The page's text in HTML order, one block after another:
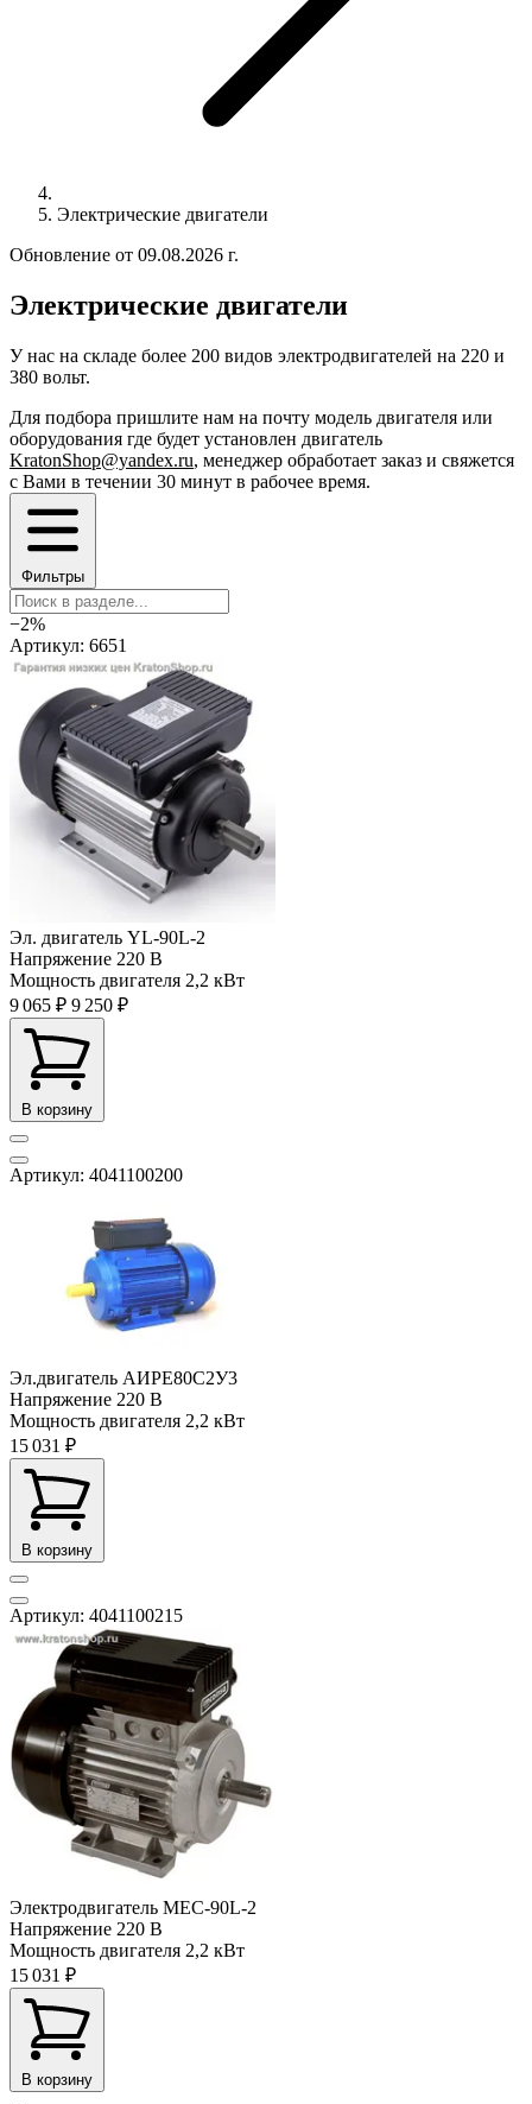
Электрические двигатели
Обновление от 09.08.2026 г.
Электрические двигатели
У нас на складе более 200 видов электродвигателей на 220 и
380 вольт.
Для подбора пришлите нам на почту модель двигателя или
оборудования где будет установлен двигатель
KratonShop@yandex.ru, менеджер обработает заказ и свяжется
с Вами в течении 30 минут в рабочее время.
Фильтры
−2%
Артикул: 6651
Эл. двигатель YL-90L-2
Напряжение 220 В
Мощность двигателя 2,2 кВт
9 065 ₽ 9 250 ₽
В корзину
Артикул: 4041100200
Эл.двигатель АИРЕ80С2У3
Напряжение 220 В
Мощность двигателя 2,2 кВт
15 031 ₽
В корзину
Артикул: 4041100215
Электродвигатель MEC-90L-2
Напряжение 220 В
Мощность двигателя 2,2 кВт
15 031 ₽
В корзину